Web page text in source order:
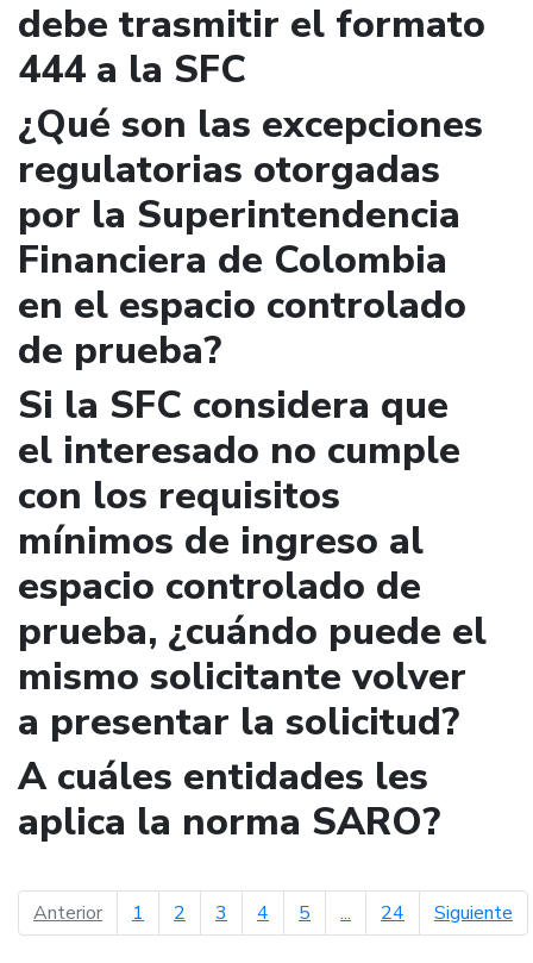
debe trasmitir el formato
444 a la SFC
¿Qué son las excepciones
regulatorias otorgadas
por la Superintendencia
Financiera de Colombia
en el espacio controlado
de prueba?
Si la SFC considera que
el interesado no cumple
con los requisitos
mínimos de ingreso al
espacio controlado de
prueba, ¿cuándo puede el
mismo solicitante volver
a presentar la solicitud?
A cuáles entidades les
aplica la norma SARO?
Anteriorpágina anterior
1 2 3 4 5 ... 24 Siguiente